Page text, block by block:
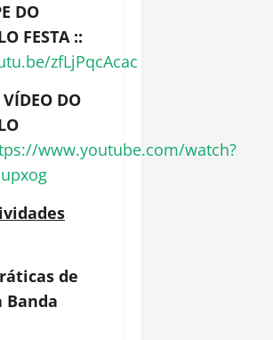
DO
FESTA ::
zfLjPqcAcac
DO
www.youtube.com/watch?
de
Banda